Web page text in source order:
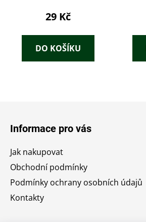
29 Kč
DO KOŠÍKU
Informace pro vás
Jak nakupovat
Obchodní podmínky
Podmínky ochrany osobních údajů
Kontakty